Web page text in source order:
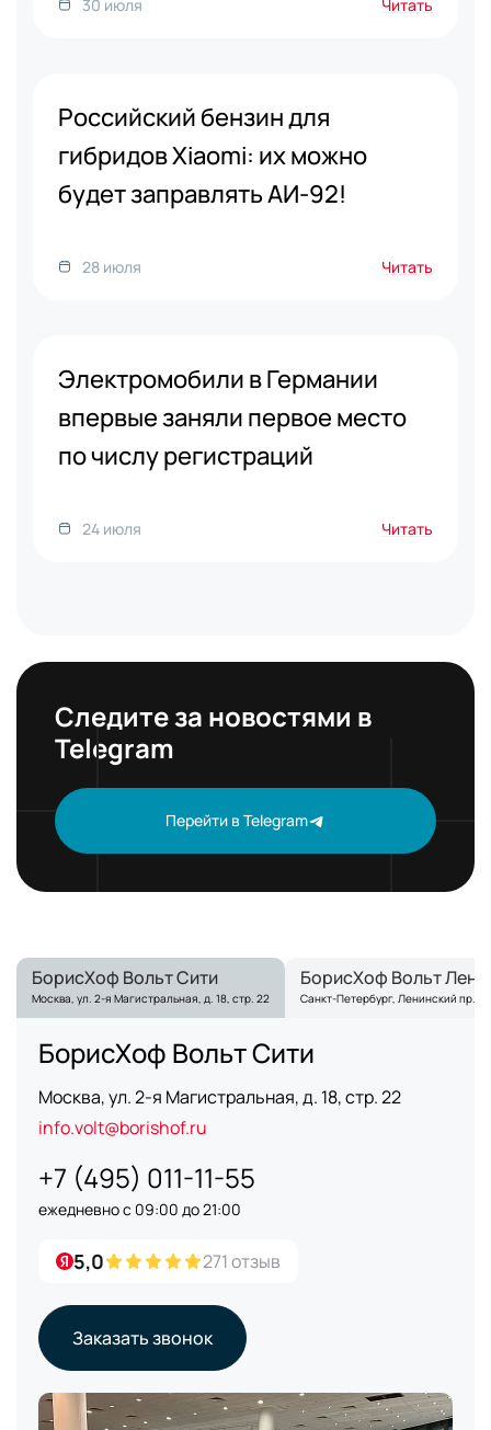
30 июля Читать
Российский бензин для
гибридов Xiaomi: их можно
будет заправлять АИ-92!
28 июля Читать
Электромобили в Германии
впервые заняли первое место
по числу регистраций
24 июля Читать
Следите за новостями в
Telegram
Перейти в Telegram
БорисХоф Вольт Сити
Москва, ул. 2-я Магистральная, д. 18, стр. 22
БорисХоф Вольт
Санкт-Петербург, Ленинский пр.,
БорисХоф Вольт Сити
Москва, ул. 2-я Магистральная, д. 18, стр. 22
info.volt@borishof.ru
+7 (495) 011-11-55
ежедневно с 09:00 до 21:00
5,0 271 отзыв
Заказать звонок